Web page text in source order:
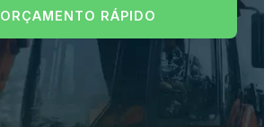
ORÇAMENTO RÁPIDO